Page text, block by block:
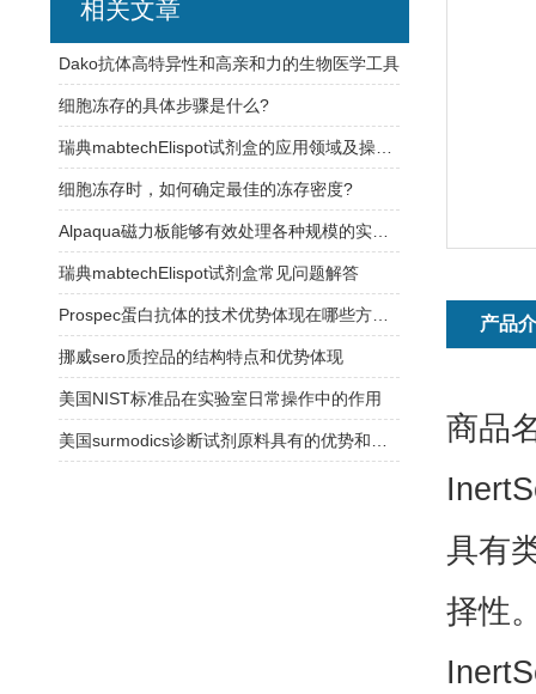
产品
商品
具有
择性
相关文章
Dako抗体高特异性和高亲和力的生物医学工具
细胞冻存的具体步骤是什么?
细胞冻存时，如何确定最佳的冻存密度?
瑞典mabtechElispot试剂盒常见问题解答
挪威sero质控品的结构特点和优势体现
美国NIST标准品在实验室日常操作中的作用